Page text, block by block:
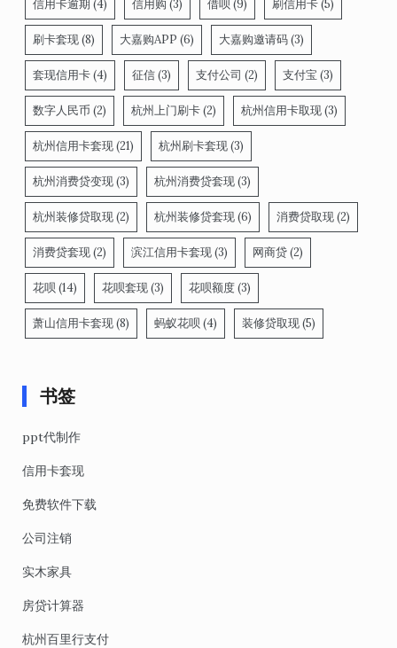
信用卡逾期 (4) 信用购 (3) 借呗 (9) 刷信用卡(5)
刷卡套现(8) 大嘉购APP (6) 大嘉购邀请码(3)
套现信用卡(4) 征信(3) 支付公司 (2) 支付宝 (3)
数字人民币 (2) 杭州上门刷卡(2) 杭州信用卡取现(3)
杭州信用卡套现(21) 杭州刷卡套现(3)
杭州消费贷变现(3) 杭州消费贷套现(3)
杭州装修贷取现(2) 杭州装修贷套现(6) 消费贷取现(2)
消费贷套现(2) 滨江信用卡套现(3) 网商贷(2)
花呗 (14) 花呗套现(3) 花呗额度(3)
萧山信用卡套现(8) 蚂蚁花呗 (4) 装修贷取现(5)
书签
ppt代制作
信用卡套现
免费软件下载
公司注销
实木家具
房贷计算器
杭州百里行支付